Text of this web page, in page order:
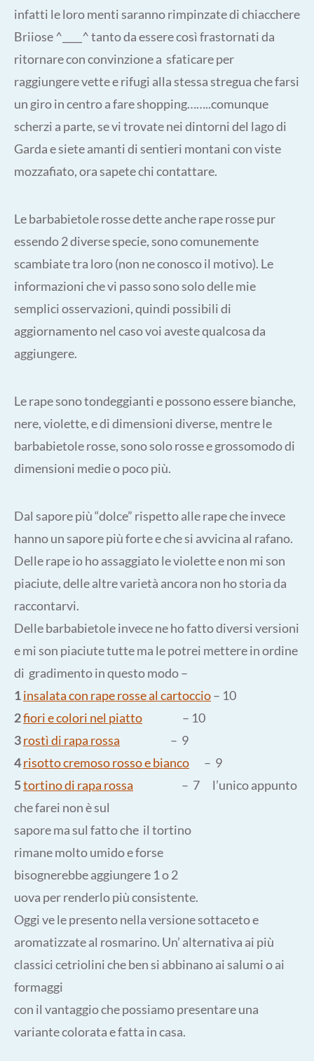
infatti le loro menti saranno rimpinzate di chiacchere
Briiose ^____^ tanto da essere così frastornati da
ritornare con convinzione a sfaticare per
raggiungere vette e rifugi alla stessa stregua che farsi
un giro in centro a fare shopping……..comunque
scherzi a parte, se vi trovate nei dintorni del lago di
Garda e siete amanti di sentieri montani con viste
mozzafiato, ora sapete chi contattare.
Le barbabietole rosse dette anche rape rosse pur
essendo 2 diverse specie, sono comunemente
scambiate tra loro (non ne conosco il motivo). Le
informazioni che vi passo sono solo delle mie
semplici osservazioni, quindi possibili di
aggiornamento nel caso voi aveste qualcosa da
aggiungere.
Le rape sono tondeggianti e possono essere bianche,
nere, violette, e di dimensioni diverse, mentre le
barbabietole rosse, sono solo rosse e grossomodo di
dimensioni medie o poco più.
Dal sapore più “dolce” rispetto alle rape che invece
hanno un sapore più forte e che si avvicina al rafano.
Delle rape io ho assaggiato le violette e non mi son
piaciute, delle altre varietà ancora non ho storia da
raccontarvi.
Delle barbabietole invece ne ho fatto diversi versioni
e mi son piaciute tutte ma le potrei mettere in ordine
di gradimento in questo modo –
1insalata con rape rosse al cartoccio– 10
2fiori e colori nel piatto – 10
3rostì di rapa rossa – 9
4risotto cremoso rosso e bianco – 9
5tortino di rapa rossa – 7 l’unico appunto
che farei non è sul
sapore ma sul fatto che il tortino
rimane molto umido e forse
bisognerebbe aggiungere 1 o 2
uova per renderlo più consistente.
Oggi ve le presento nella versione sottaceto e
aromatizzate al rosmarino. Un’ alternativa ai più
classici cetriolini che ben si abbinano ai salumi o ai
formaggi
con il vantaggio che possiamo presentare una
variante colorata e fatta in casa.